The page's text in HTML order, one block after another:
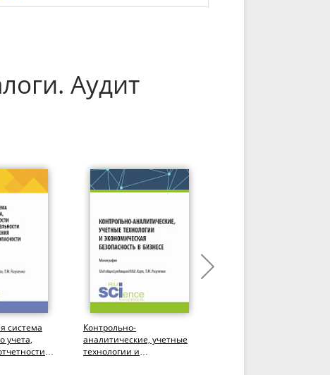
Аудит
система
учета,
и
Контрольно-
аналитические, учетные
технологии и